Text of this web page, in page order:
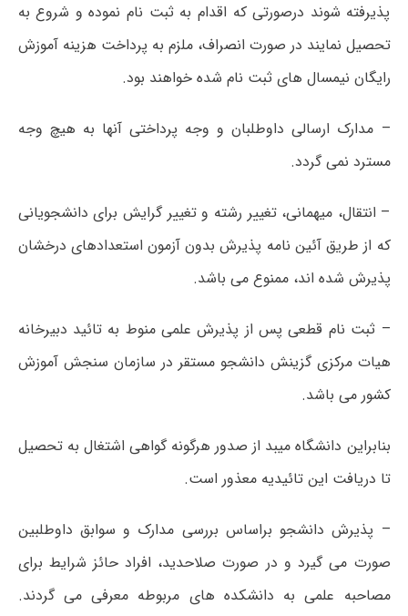
پذیرفته شوند درصورتی که اقدام به ثبت نام نموده و شروع به
تحصیل نمایند در صورت انصراف، ملزم به پرداخت هزینه آموزش
رایگان نیمسال های ثبت نام شده خواهند بود.
– مدارک ارسالی داوطلبان و وجه پرداختی آنها به هیچ وجه
مسترد نمی گردد.
– انتقال، میهمانی، تغییر رشته و تغییر گرایش برای دانشجویانی
که از طریق آئین نامه پذیرش بدون آزمون استعدادهای درخشان
پذیرش شده اند، ممنوع می باشد.
– ثبت نام قطعی پس از پذیرش علمی منوط به تائید دبیرخانه
هیات مرکزی گزینش دانشجو مستقر در سازمان سنجش آموزش
کشور می باشد.
بنابراین دانشگاه میبد از صدور هرگونه گواهی اشتغال به تحصیل
تا دریافت این تائیدیه معذور است.
– پذیرش دانشجو براساس بررسی مدارک و سوابق داوطلبین
صورت می گیرد و در صورت صلاحدید، افراد حائز شرایط برای
مصاحبه علمی به دانشکده های مربوطه معرفی می گردند.